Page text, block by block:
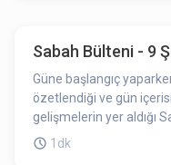
Sabah Bülteni - 9
Güne başlangıç
özetlendiği ve gün
gelişmelerin yer aldığı
1dk